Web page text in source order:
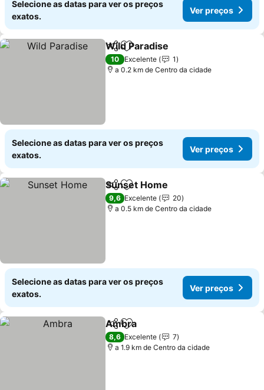
Selecione as datas para ver os preços
exatos.
Ver preços
PartilharAdicionar aos favoritos
Wild Paradise
10 Excelente
1
a 0.2 km de Centro da cidade
Selecione as datas para ver os preços
exatos.
Ver preços
PartilharAdicionar aos favoritos
Sunset Home
9,6 Excelente
20
a 0.5 km de Centro da cidade
Selecione as datas para ver os preços
exatos.
Ver preços
PartilharAdicionar aos favoritos
Ambra
8,6 Excelente
7
a 1.9 km de Centro da cidade